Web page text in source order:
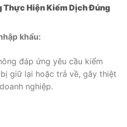
Thực Hiện Kiểm Dịch Đúng
khẩu:
đáp ứng yêu cầu kiểm
giữ lại hoặc trả về, gây thiệt
nghiệp.